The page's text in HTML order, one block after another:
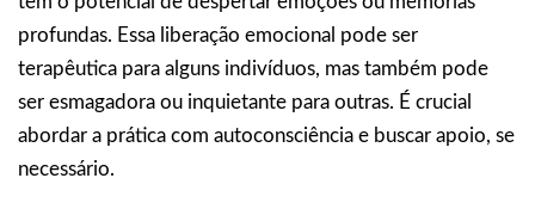
profundas. Essa liberação emocional pode ser
terapêutica para alguns indivíduos, mas também pode
ser esmagadora ou inquietante para outras. É crucial
abordar a prática com autoconsciência e buscar apoio, se
necessário.